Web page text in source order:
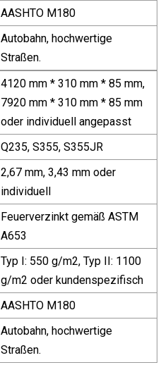
AASHTO M180
Autobahn, hochwertige
Straßen.
4120 mm * 310 mm * 85 mm,
7920 mm * 310 mm * 85 mm
oder individuell angepasst
Q235, S355, S355JR
2,67 mm, 3,43 mm oder
individuell
Feuerverzinkt gemäß ASTM
A653
Typ I: 550 g/m2, Typ II: 1100
g/m2 oder kundenspezifisch
AASHTO M180
Autobahn, hochwertige
Straßen.